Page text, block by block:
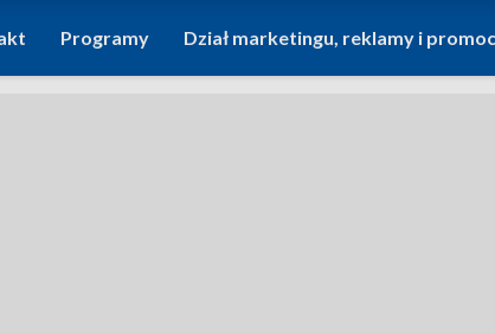
Programy Dział marketingu, reklamy i